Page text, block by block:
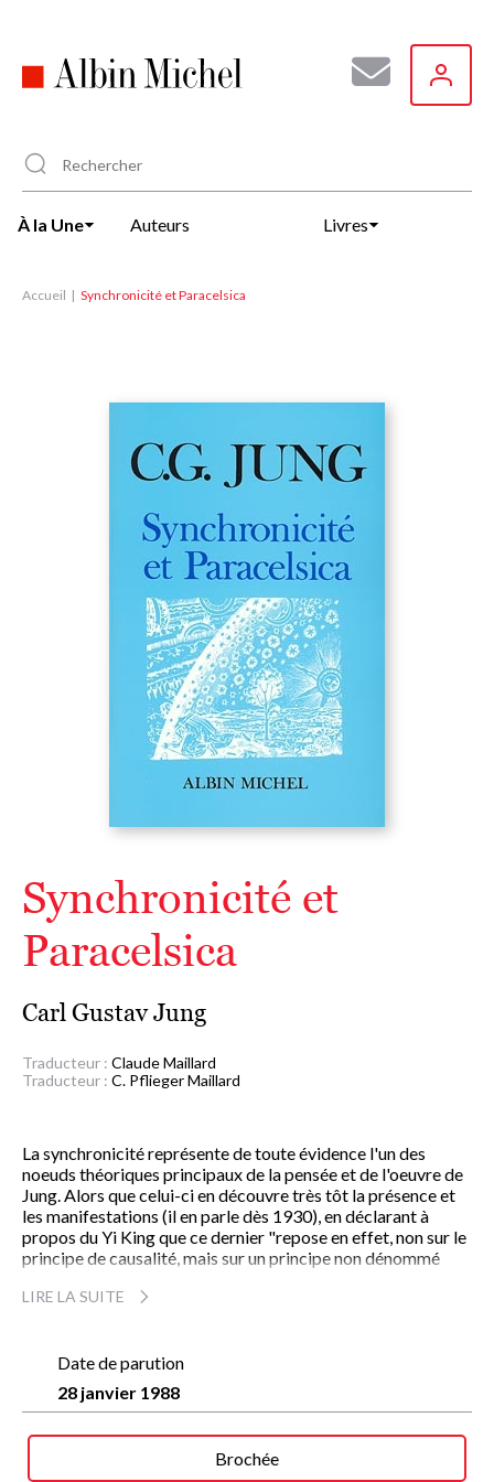
principal
À la Une Auteurs Livres
Accueil Synchronicité et Paracelsica
Synchronicité et
Paracelsica
Carl Gustav Jung
Traducteur : Claude Maillard
Traducteur : C. Pflieger Maillard
La synchronicité représente de toute évidence l'un des
noeuds théoriques principaux de la pensée et de l'oeuvre de
Jung. Alors que celui-ci en découvre très tôt la présence et
les manifestations (il en parle dès 1930), en déclarant à
propos du Yi King que ce dernier "repose en effet, non sur le
principe de causalité, mais sur un principe non dénommé
j'ai donné, à titre provisoire, le nom de principe de
vie, à la fin des années quarante et au début des années
cinquante.
Encore ne s'agit-il pas pour Jung de fournir une explication
"problématique", mais d'y ouvrir un accès dont il a la
conscience aiguë de combien il se heurte à nombre de
LIRE LA SUITE
Date de parution
28 janvier 1988
Brochée